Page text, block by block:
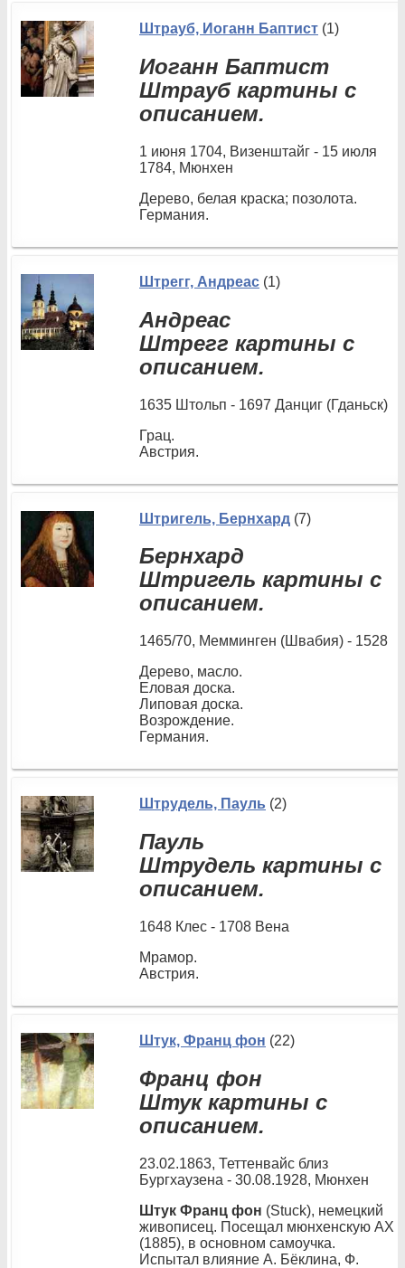
Штрауб, Иоганн Баптист (1)
Иоганн Баптист
Штрауб картины с
описанием.
1 июня 1704, Визенштайг - 15 июля
1784, Мюнхен
Дерево, белая краска; позолота.
Германия.
Штрегг, Андреас (1)
Андреас
Штрегг картины с
описанием.
1635 Штольп - 1697 Данциг (Гданьск)
Грац.
Австрия.
Штригель, Бернхард (7)
Бернхард
Штригель картины с
описанием.
1465/70, Мемминген (Швабия) - 1528
Дерево, масло.
Еловая доска.
Липовая доска.
Возрождение.
Германия.
Штрудель, Пауль (2)
Пауль
Штрудель картины с
описанием.
1648 Клес - 1708 Вена
Мрамор.
Австрия.
Штук, Франц фон (22)
Франц фон
Штук картины с
описанием.
23.02.1863, Теттенвайс близ
Бургхаузена - 30.08.1928, Мюнхен
Штук Франц фон (Stuck), немецкий
живописец. Посещал мюнхенскую АХ
(1885), в основном самоучка.
Испытал влияние А. Бёклина, Ф.